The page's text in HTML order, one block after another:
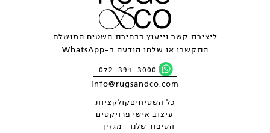
ליצירת קשר וייעוץ בבחירת השטיח המושלם
התקשרו או שלחו הודעה ב-WhatsApp
072-391-3000
info@rugsandco.com
כל השטיחים
עיצוב אישי
הסיפור שלנו
קולקציות
פרויקטים
מגזין